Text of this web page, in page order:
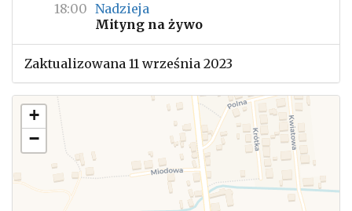
18:00 Nadzieja
Mityng na żywo
Zaktualizowana 11 września 2023
+
−